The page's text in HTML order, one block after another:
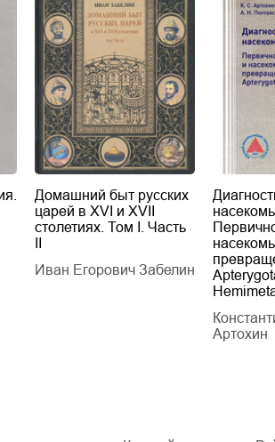
Домашний быт русских
царей в XVI и XVII
столетиях. Том I. Часть
Иван Егорович Забелин
Артохин